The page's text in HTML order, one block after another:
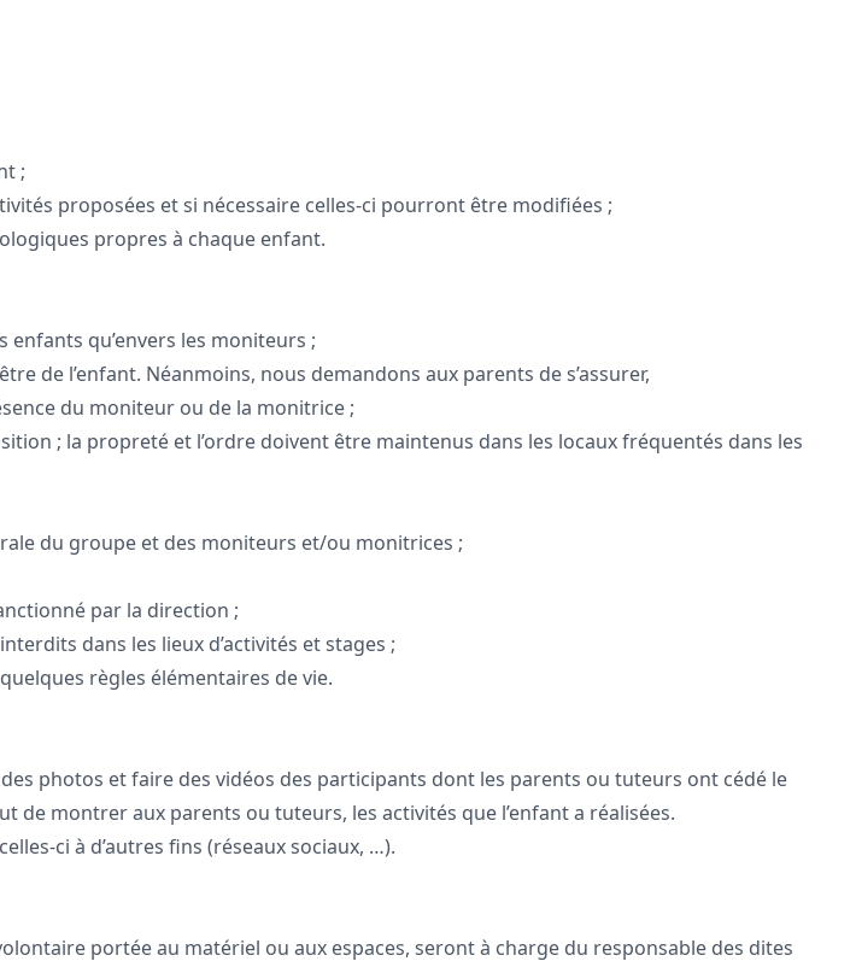
;
proposées et si nécessaire celles-ci pourront être modifiées ;
propres à chaque enfant.
qu’envers les moniteurs ;
de l’enfant. Néanmoins, nous demandons aux parents de s’assurer,
du moniteur ou de la monitrice ;
; la propreté et l’ordre doivent être maintenus dans les locaux fréquentés dans les
du groupe et des moniteurs et/ou monitrices ;
par la direction ;
dans les lieux d’activités et stages ;
règles élémentaires de vie.
photos et faire des vidéos des participants dont les parents ou tuteurs ont cédé le
de montrer aux parents ou tuteurs, les activités que l’enfant a réalisées.
ci à d’autres fins (réseaux sociaux, …).
portée au matériel ou aux espaces, seront à charge du responsable des dites